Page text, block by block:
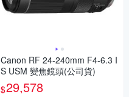
Canon RF 24-240mm F4-6.3 I
S USM 變焦鏡頭(公司貨)
$29,578